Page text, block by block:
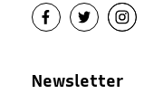
Newsletter